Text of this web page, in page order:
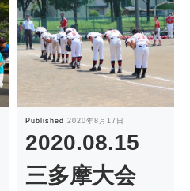
Published 2020年8月17日
2020.08.15
三多摩大会